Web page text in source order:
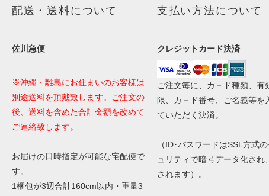
配送・送料について
佐川急便
※沖縄・離島にお住まいのお客様は
別途送料を頂戴致します。ご注文の
後、送料を含めた合計金額を改めて
ご連絡致します。
お届けの日時指定が可能な宅配便で
す。
1梱包が3辺合計160cm以内・重量3
支払い方法について
クレジットカード決済
ご注文毎に、カ－ド種類、有
限、カ－ド番号、ご名義等を
ていただく決済。
（ID･パスワードはSSL方式
ュリティで暗号データ化され
されます）。